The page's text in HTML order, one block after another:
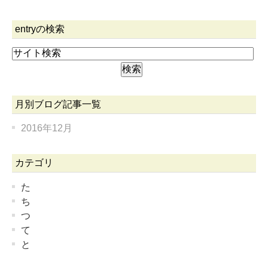
entryの検索
月別ブログ記事一覧
2016年12月
カテゴリ
た
ち
つ
て
と